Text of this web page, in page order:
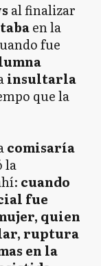
al finalizar
en la
fue
insultarla
que la
comisaría
la
cuando
fue
quien
ruptura
en la